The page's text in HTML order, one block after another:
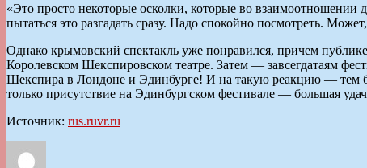
«Это просто некоторые осколки, которые во
пытаться это разгадать сразу. Надо спокойно посмотреть.
Однако крымовский спектакль уже понравился, причем
Королевском Шекспировском театре. Затем — завсегдатаям
Шекспира в Лондоне и Эдинбурге! И на такую реакцию — тем
только присутствие на Эдинбургском фестивале — большая
Источник: rus.ruvr.ru